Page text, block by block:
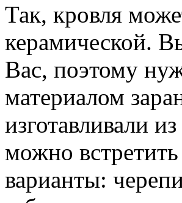
Так, кровля
керамической.
Вас, поэтому
материалом
изготавливали
можно
варианты: